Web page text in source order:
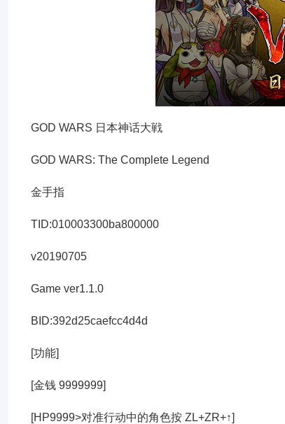
GOD WARS 日本神话大戦
GOD WARS: The Complete Legend
金手指
TID:010003300ba800000
v20190705
Game ver1.1.0
BID:392d25caefcc4d4d
[功能]
[金钱 9999999]
[HP9999>对准行动中的角色按 ZL+ZR+↑]